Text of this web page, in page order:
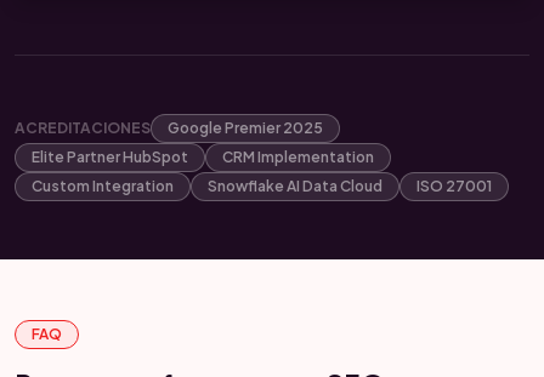
ACREDITACIONES
Google Premier 2025
Elite Partner HubSpot
CRM Implementation
Custom Integration
Snowflake AI Data Cloud ISO 27001
FAQ